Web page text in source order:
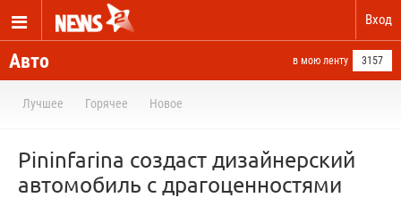
Вход
Авто в мою ленту 3157
Лучшее Горячее Новое
Pininfarina создаст дизайнерский
автомобиль с драгоценностями